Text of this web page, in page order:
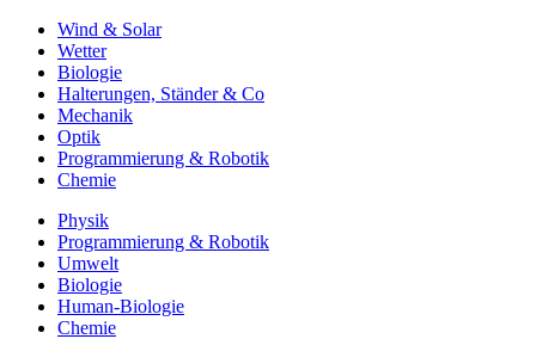
Wind & Solar
Wetter
Biologie
Halterungen, Ständer & Co
Mechanik
Optik
Programmierung & Robotik
Chemie
Physik
Programmierung & Robotik
Umwelt
Biologie
Human-Biologie
Chemie